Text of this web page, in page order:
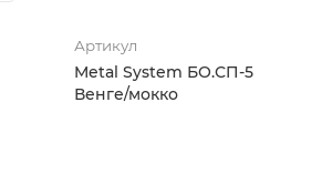
Артикул
Metal System БО.СП-5
Венге/мокко